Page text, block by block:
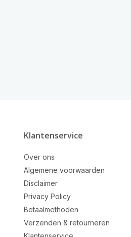
Klantenservice
Over ons
Algemene voorwaarden
Disclaimer
Privacy Policy
Betaalmethoden
Verzenden & retourneren